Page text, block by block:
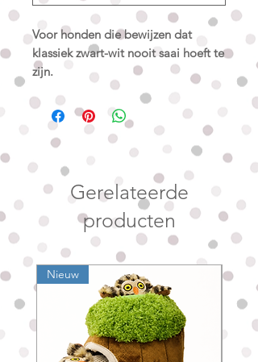
Voor honden die bewijzen dat
klassiek zwart-wit nooit saai hoeft te
zijn.
De Classic Dot Noir is gemaakt van
premium softshell die wind en
regen moeiteloos op afstand houdt,
met een zachte zwarte fleecevoering
die je hond heerlijk warm en
comfortabel houdt.
Het model loopt tot over de
staartaanzet en heeft standaard een
opening voor een halsband. Draagt
jouw hond een harnas? Geen
probleem. Het harnas kan gewoon
over het jasje heen gedragen
worden. Bestel je liever op maat,
Gerelateerde
producten
Nieuw Nieuw